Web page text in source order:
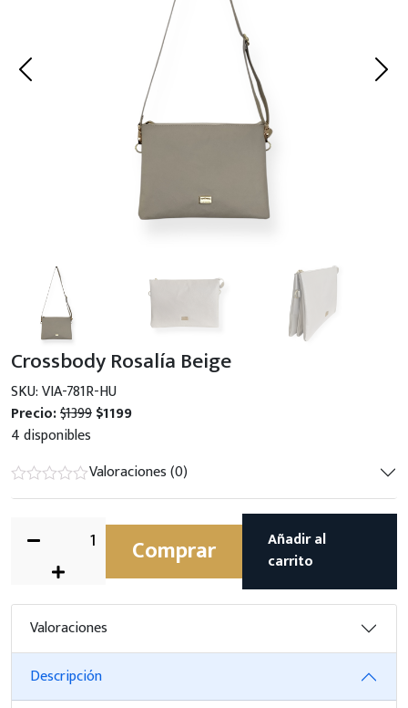
Crossbody Rosalía Beige
SKU: VIA-781R-HU
Precio:$1399$1199
4 disponibles
Valoraciones (0)
Comprar
Añadir al
carrito
Valoraciones
Descripción